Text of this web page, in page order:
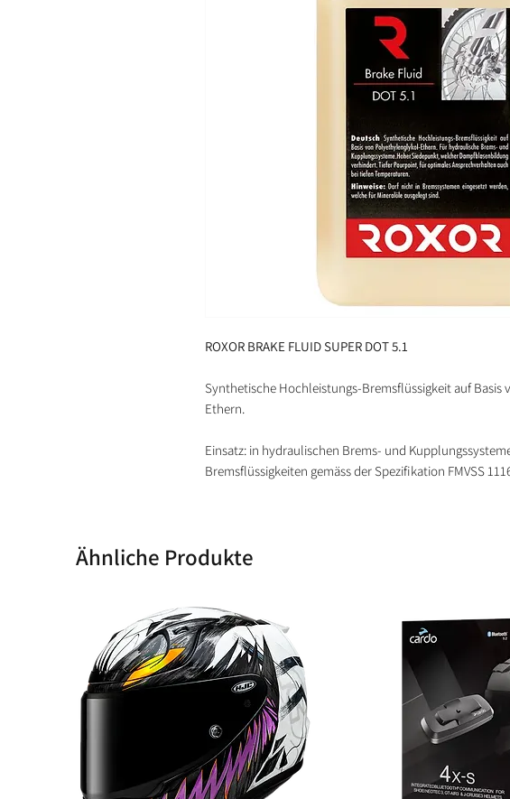
ROXOR BRAKE FLUID SUPER DOT 5.1
Synthetische Hochleistungs-Bremsflüssigkeit auf
Ethern.
Einsatz: in hydraulischen Brems- und
Bremsflüssigkeiten gemäss der Spezifikation FMVSS
Ähnliche Produkte